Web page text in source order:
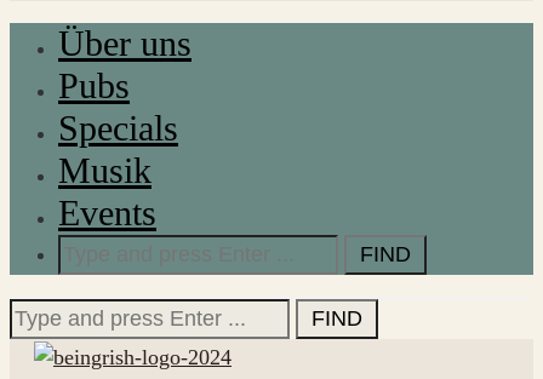
Über uns
Pubs
Specials
Musik
Events
for:
Search
for: